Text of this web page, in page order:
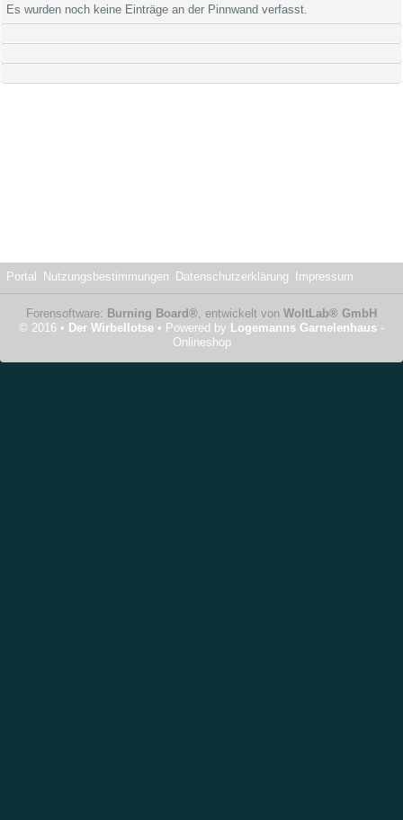
Es wurden noch keine Einträge an der Pinnwand verfasst.
Portal Nutzungsbestimmungen Datenschutzerklärung Impressum
Forensoftware: Burning Board®, entwickelt von WoltLab® GmbH
© 2016 • Der Wirbellotse • Powered by Logemanns Garnelenhaus -
Onlineshop